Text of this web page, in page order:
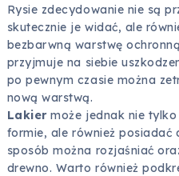
Rysie zdecydowanie nie są
skutecznie je widać, ale
bezbarwną warstwę
przyjmuje na siebie
po pewnym czasie można
nową warstwą.
Lakiermoże jednak nie
formie, ale również posiadać
sposób można rozjaśniać
drewno. Warto również